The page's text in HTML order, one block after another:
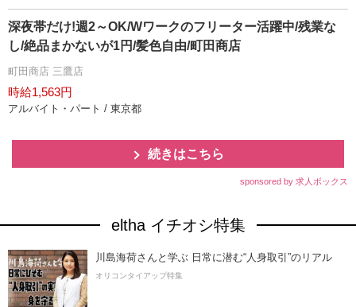
深夜帯だけ!週2～OK/Wワークのフリーター活躍中/残業な
し/絶品まかないが1円/髪色自由/町田商店
町田商店 三鷹店
時給1,563円
アルバイト・パート / 東京都
続きはこちら
sponsored by 求人ボックス
eltha イチオシ特集
川島海荷さんと学ぶ 日常に潜む“人身取引”のリアル
オリコンタイアップ特集